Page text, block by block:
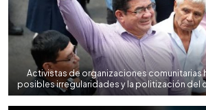
Activistas de organizaciones comunitarias
posibles irregularidades y la politización del